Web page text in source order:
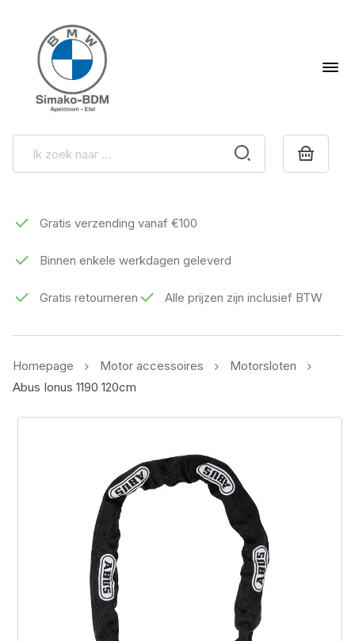
Gratis verzending vanaf €100
Binnen enkele werkdagen geleverd
Gratis retourneren Alle prijzen zijn inclusief BTW
Homepage Motor accessoires
Motorsloten
Abus Ionus 1190 120cm